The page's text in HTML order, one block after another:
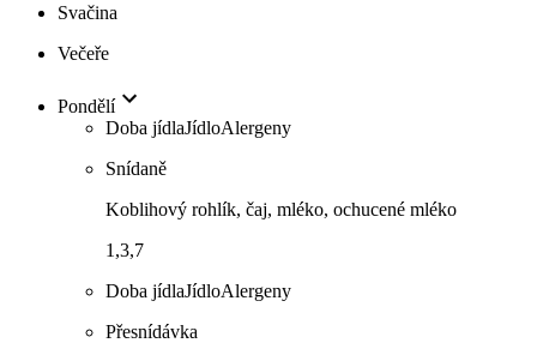
Svačina
Večeře
Pondělí
Doba jídlaJídloAlergeny
Snídaně
Koblihový rohlík, čaj, mléko, ochucené mléko
1,3,7
Doba jídlaJídloAlergeny
Přesnídávka